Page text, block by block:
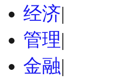
经济|
管理|
金融|